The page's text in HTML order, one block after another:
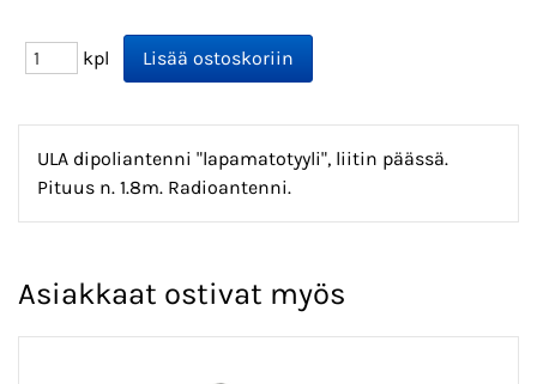
kpl
ULA dipoliantenni "lapamatotyyli", liitin päässä.
Pituus n. 1.8m. Radioantenni.
Asiakkaat ostivat myös